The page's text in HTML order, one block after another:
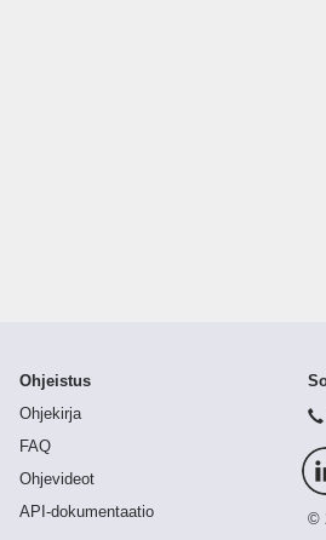
Ohjeistus
Ohjekirja
FAQ
Ohjevideot
API-dokumentaatio
©